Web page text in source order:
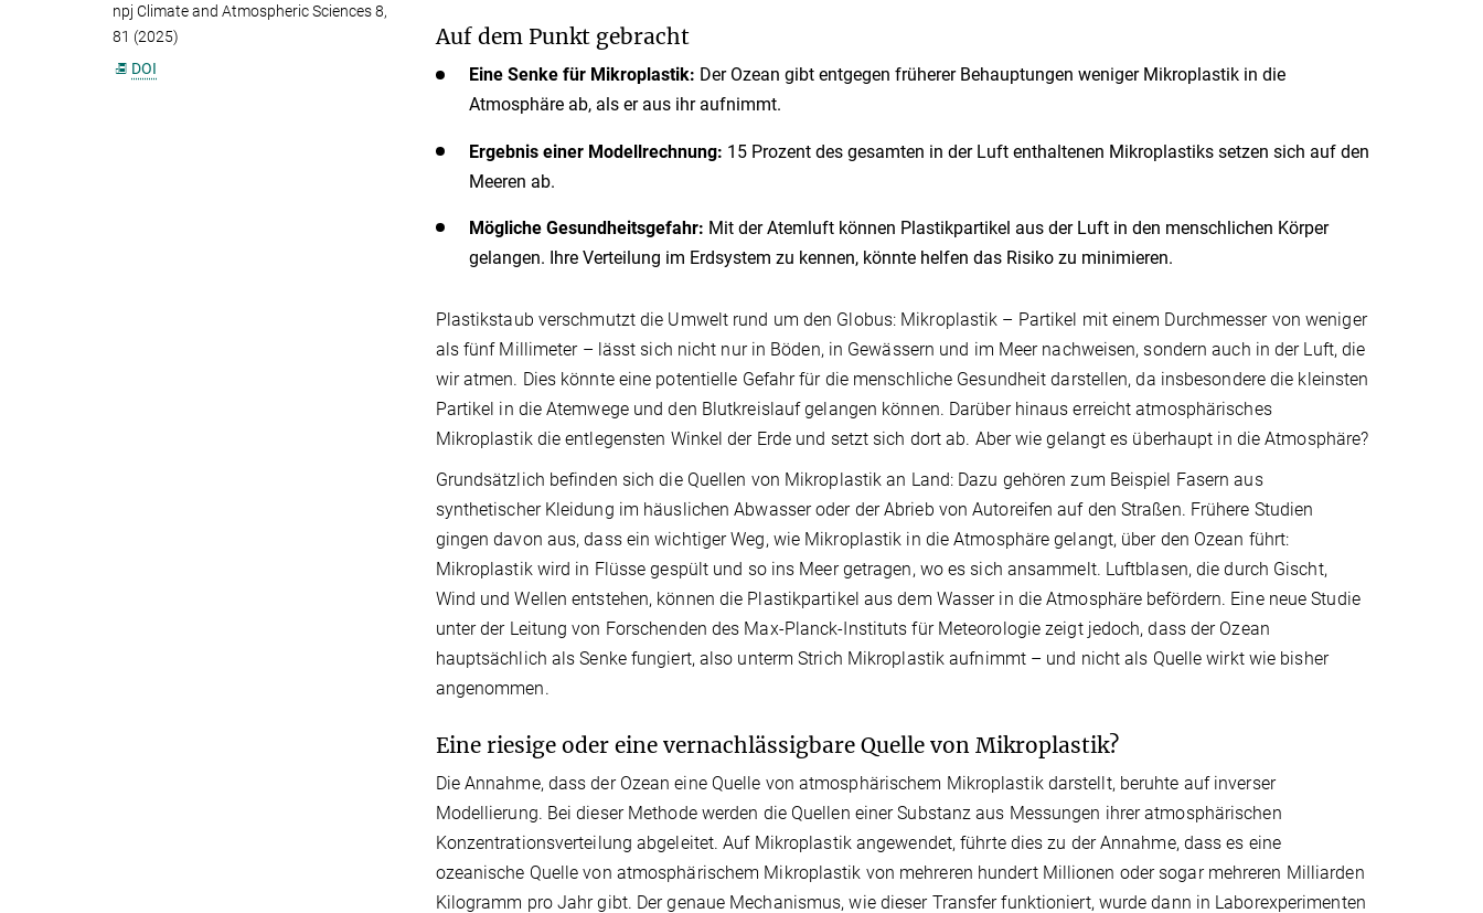
Auf dem Punkt gebracht
Eine Senke für Mikroplastik: Der Ozean gibt entgegen früherer Behauptungen weniger Mikroplastik in die
Atmosphäre ab, als er aus ihr aufnimmt.
Ergebnis einer Modellrechnung: 15 Prozent des gesamten in der Luft enthaltenen Mikroplastiks setzen sich auf den
Meeren ab.
Mögliche Gesundheitsgefahr: Mit der Atemluft können Plastikpartikel aus der Luft in den menschlichen Körper
gelangen. Ihre Verteilung im Erdsystem zu kennen, könnte helfen das Risiko zu minimieren.
Plastikstaub verschmutzt die Umwelt rund um den Globus: Mikroplastik – Partikel mit einem Durchmesser von weniger
als fünf Millimeter – lässt sich nicht nur in Böden, in Gewässern und im Meer nachweisen, sondern auch in der Luft, die
wir atmen. Dies könnte eine potentielle Gefahr für die menschliche Gesundheit darstellen, da insbesondere die kleinsten
Partikel in die Atemwege und den Blutkreislauf gelangen können. Darüber hinaus erreicht atmosphärisches
Mikroplastik die entlegensten Winkel der Erde und setzt sich dort ab. Aber wie gelangt es überhaupt in die Atmosphäre?
Grundsätzlich befinden sich die Quellen von Mikroplastik an Land: Dazu gehören zum Beispiel Fasern aus
synthetischer Kleidung im häuslichen Abwasser oder der Abrieb von Autoreifen auf den Straßen. Frühere Studien
gingen davon aus, dass ein wichtiger Weg, wie Mikroplastik in die Atmosphäre gelangt, über den Ozean führt:
Mikroplastik wird in Flüsse gespült und so ins Meer getragen, wo es sich ansammelt. Luftblasen, die durch Gischt,
Wind und Wellen entstehen, können die Plastikpartikel aus dem Wasser in die Atmosphäre befördern. Eine neue Studie
unter der Leitung von Forschenden des Max-Planck-Instituts für Meteorologie zeigt jedoch, dass der Ozean
hauptsächlich als Senke fungiert, also unterm Strich Mikroplastik aufnimmt – und nicht als Quelle wirkt wie bisher
angenommen.
Eine riesige oder eine vernachlässigbare Quelle von Mikroplastik?
Die Annahme, dass der Ozean eine Quelle von atmosphärischem Mikroplastik darstellt, beruhte auf inverser
Modellierung. Bei dieser Methode werden die Quellen einer Substanz aus Messungen ihrer atmosphärischen
Konzentrationsverteilung abgeleitet. Auf Mikroplastik angewendet, führte dies zu der Annahme, dass es eine
ozeanische Quelle von atmosphärischem Mikroplastik von mehreren hundert Millionen oder sogar mehreren Milliarden
Kilogramm pro Jahr gibt. Der genaue Mechanismus, wie dieser Transfer funktioniert, wurde dann in Laborexperimenten
npj Climate and Atmospheric Sciences 8,
81 (2025)
DOI